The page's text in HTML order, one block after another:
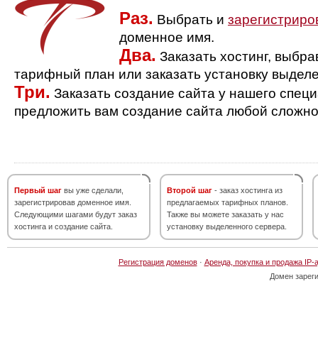
Раз. Выбрать и
доменное имя.
Два. Заказать хостинг,
тарифный план или заказать установку
Три. Заказать создание сайта у нашего
предложить вам создание сайта любой
Первый шаг вы уже сделали,
зарегистрировав доменное имя.
Следующими шагами будут заказ
хостинга и создание сайта.
Второй шаг - заказ хостинга из
предлагаемых тарифных планов.
Также вы можете заказать у нас
установку выделенного сервера.
Регистрация доменов· Аренда, покупка и продажа IP-
Домен